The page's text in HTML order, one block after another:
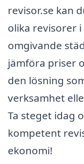
revisor.se kan
olika revisorer
omgivande
jämföra priser
den lösning
verksamhet
Ta steget idag
kompetent
ekonomi!